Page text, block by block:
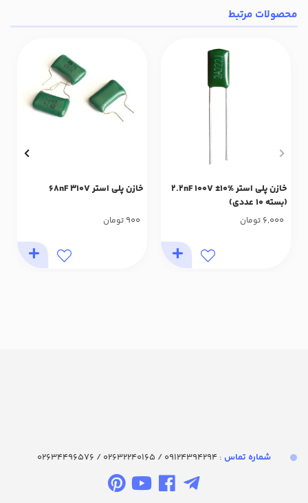
محصولات مرتبط
خازن پلی استر %10± 2.2nF 100V
(بسته 10 عددی)
6,000 تومان
خازن پلی استر 68nF 310V
900 تومان
شماره تماس‌ : 09124394294 / 02632240165 / 02634496576